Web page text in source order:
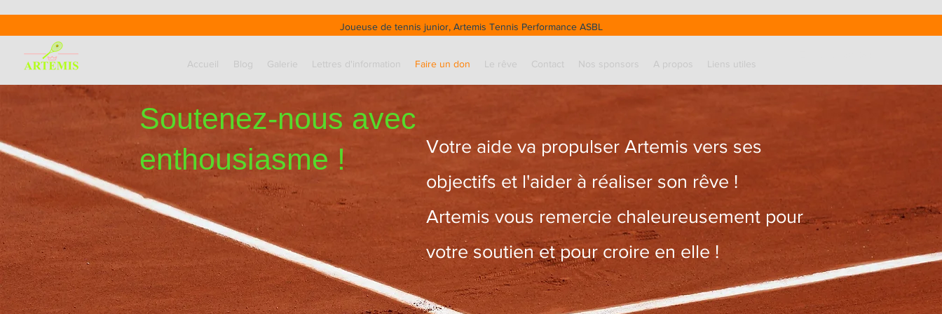
Accueil Blog Galerie Lettres d'information Faire un don Le rêve Contact Nos sponsors A propos Liens utiles
Joueuse de tennis junior, Artemis Tennis Performance ASBL
Soutenez-nous avec
enthousiasme !
Votre aide va propulser Artemis vers ses
objectifs et l'aider à réaliser son rêve !
Artemis vous remercie chaleureusement pour
votre soutien et pour croire en elle !